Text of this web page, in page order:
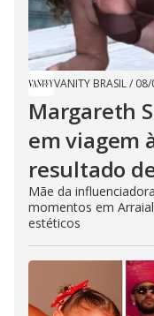
VANITY BRASIL/
Margareth
em viagem
resultado
Mãe da
momentos em
estéticos